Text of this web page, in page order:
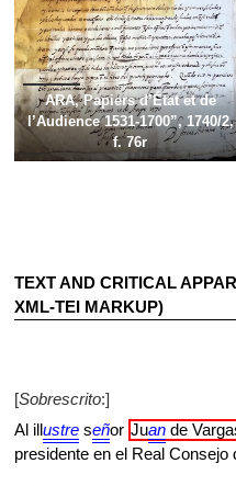
ARA, Papiers d’État et de
l’Audience 1531-1700”, 1740/2,
f. 76r
TEXT AND CRITICAL
XML-TEI MARKUP)
[Sobrescrito:]
Al illustre señor Juan de
presidente en el Real Consejo